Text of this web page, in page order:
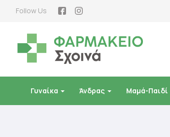
Follow Us
Γυναίκα Άνδρας Μαμά-Παιδί